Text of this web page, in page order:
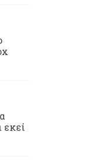
εκεί